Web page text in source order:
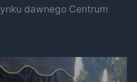
dawnego Centrum